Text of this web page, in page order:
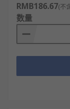
RMB186.67(不
数量